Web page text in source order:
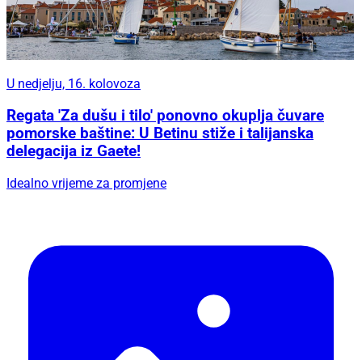
U nedjelju, 16. kolovoza
Regata 'Za dušu i tilo' ponovno okuplja čuvare
pomorske baštine: U Betinu stiže i talijanska
delegacija iz Gaete!
Idealno vrijeme za promjene